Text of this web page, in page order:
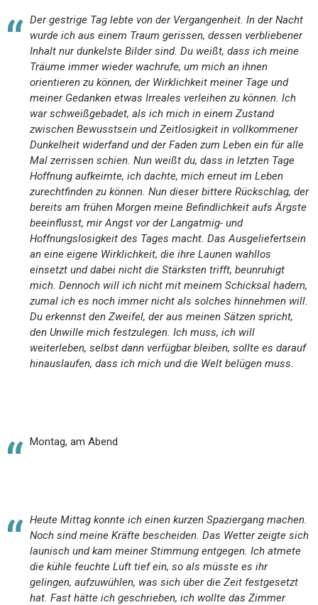
Der gestrige Tag lebte von der Vergangenheit. In der Nacht
wurde ich aus einem Traum gerissen, dessen verbliebener
Inhalt nur dunkelste Bilder sind. Du weißt, dass ich meine
Träume immer wieder wachrufe, um mich an ihnen
orientieren zu können, der Wirklichkeit meiner Tage und
meiner Gedanken etwas Irreales verleihen zu können. Ich
war schweißgebadet, als ich mich in einem Zustand
zwischen Bewusstsein und Zeitlosigkeit in vollkommener
Dunkelheit widerfand und der Faden zum Leben ein für alle
Mal zerrissen schien. Nun weißt du, dass in letzten Tage
Hoffnung aufkeimte, ich dachte, mich erneut im Leben
zurechtfinden zu können. Nun dieser bittere Rückschlag, der
bereits am frühen Morgen meine Befindlichkeit aufs Ärgste
beeinflusst, mir Angst vor der Langatmig- und
Hoffnungslosigkeit des Tages macht. Das Ausgeliefertsein
an eine eigene Wirklichkeit, die ihre Launen wahllos
einsetzt und dabei nicht die Stärksten trifft, beunruhigt
mich. Dennoch will ich nicht mit meinem Schicksal hadern,
zumal ich es noch immer nicht als solches hinnehmen will.
Du erkennst den Zweifel, der aus meinen Sätzen spricht,
den Unwille mich festzulegen. Ich muss, ich will
weiterleben, selbst dann verfügbar bleiben, sollte es darauf
hinauslaufen, dass ich mich und die Welt belügen muss.
Montag, am Abend
Heute Mittag konnte ich einen kurzen Spaziergang machen.
Noch sind meine Kräfte bescheiden. Das Wetter zeigte sich
launisch und kam meiner Stimmung entgegen. Ich atmete
die kühle feuchte Luft tief ein, so als müsste es ihr
gelingen, aufzuwühlen, was sich über die Zeit festgesetzt
hat. Fast hätte ich geschrieben, ich wollte das Zimmer